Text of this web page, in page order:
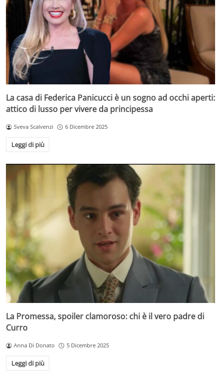
La casa di Federica Panicucci è un sogno ad occhi aperti:
attico di lusso per vivere da principessa
Sveva Scalvenzi 6 Dicembre 2025
Leggi di più
La Promessa, spoiler clamoroso: chi è il vero padre di
Curro
Anna Di Donato 5 Dicembre 2025
Leggi di più